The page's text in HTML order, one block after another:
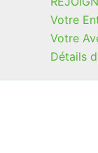
Votre
Votre
Détails